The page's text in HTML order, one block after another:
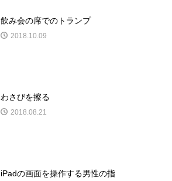
飲み会の席でのトランプ
2018.10.09
わさびを擦る
2018.08.21
iPadの画面を操作する男性の指